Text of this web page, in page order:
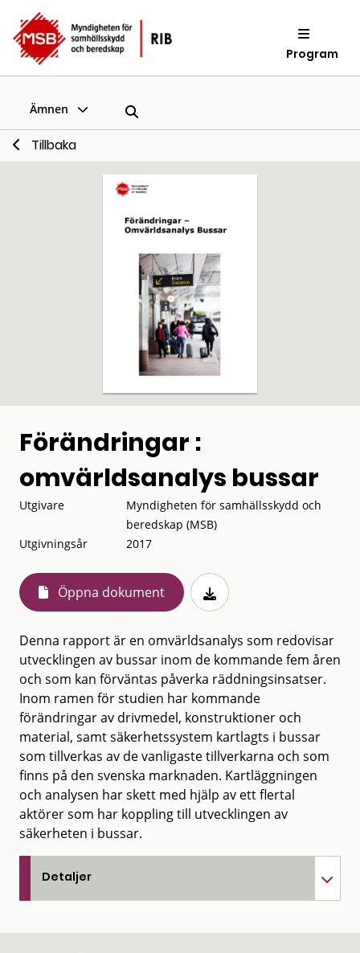
Program
Ämnen
Tillbaka
Förändringar :
omvärldsanalys bussar
Utgivare
Myndigheten för samhällsskydd och
beredskap (MSB)
Utgivningsår
2017
Öppna dokument
Denna rapport är en omvärldsanalys som redovisar
utvecklingen av bussar inom de kommande fem åren
och som kan förväntas påverka räddningsinsatser.
Inom ramen för studien har kommande
förändringar av drivmedel, konstruktioner och
material, samt säkerhetssystem kartlagts i bussar
som tillverkas av de vanligaste tillverkarna och som
finns på den svenska marknaden. Kartläggningen
och analysen har skett med hjälp av ett flertal
aktörer som har koppling till utvecklingen av
säkerheten i bussar.
Detaljer